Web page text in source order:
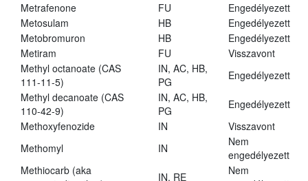
Metrafenone FU
Engedélyezett
Metosulam
HB
Engedélyezett
Metobromuron
HB
Engedélyezett
Metiram
FU
Visszavont
Methyl octanoate (CAS
111-11-5)
IN, AC, HB,
PG
Engedélyezett
Methyl decanoate (CAS
110-42-9)
IN, AC, HB,
PG
Engedélyezett
Methoxyfenozide
IN
Visszavont
Methomyl
IN
Nem
engedélyezett
Methiocarb (aka
IN, RE
Nem